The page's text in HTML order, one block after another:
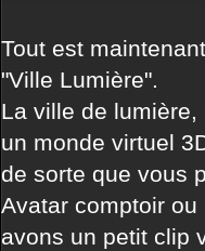
Tout est
"Ville Lumière".
La ville de
un monde virtuel
de sorte que vous
Avatar comptoir
avons un petit clip